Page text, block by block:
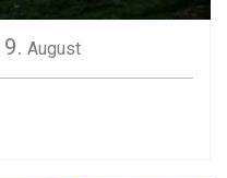
9. August